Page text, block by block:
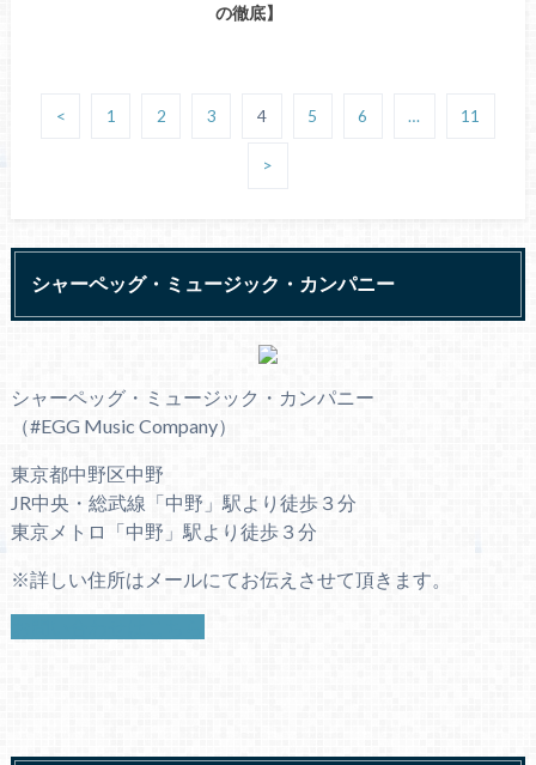
の徹底】
< 1 2 3 4 5 6 … 11
>
シャーペッグ・ミュージック・カンパニー
シャーペッグ・ミュージック・カンパニー
（#EGG Music Company）
東京都中野区中野
JR中央・総武線「中野」駅より徒歩３分
東京メトロ「中野」駅より徒歩３分
※詳しい住所はメールにてお伝えさせて頂きます。